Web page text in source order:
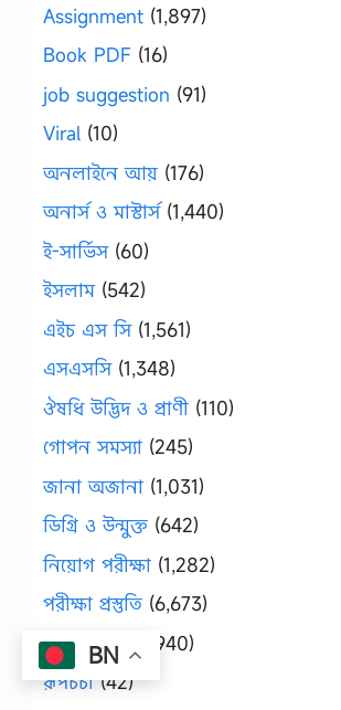
Assignment (1,897)
Book PDF (16)
job suggestion (91)
Viral (10)
অনলাইনে আয় (176)
অনার্স ও মাস্টার্স(1,440)
ই-সার্ভিস(60)
ইসলাম(542)
এইচ এস সি(1,561)
এসএসসি(1,348)
ঔষধি উদ্ভিদ ও প্রাণী (110)
গোপন সমস্যা (245)
জানা অজানা (1,031)
ডিগ্রি ও উন্মুক্ত (642)
নিয়োগ পরীক্ষা (1,282)
পরীক্ষা প্রস্তুতি (6,673)
প্রশ্ন সমাধান
(1,940)
রূপচর্চা(42)
BN